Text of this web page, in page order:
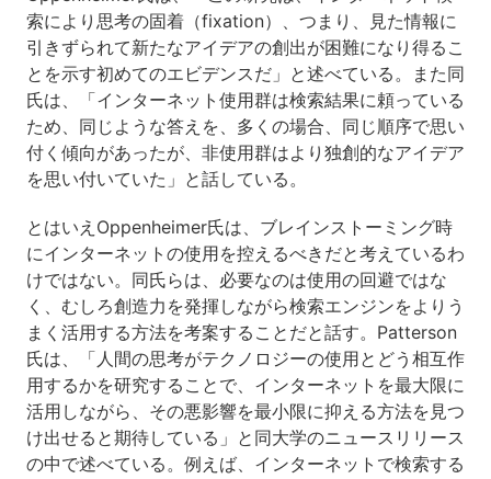
索により思考の固着（fixation）、つまり、見た情報に
引きずられて新たなアイデアの創出が困難になり得るこ
とを示す初めてのエビデンスだ」と述べている。また同
氏は、「インターネット使用群は検索結果に頼っている
ため、同じような答えを、多くの場合、同じ順序で思い
付く傾向があったが、非使用群はより独創的なアイデア
を思い付いていた」と話している。
とはいえOppenheimer氏は、ブレインストーミング時
にインターネットの使用を控えるべきだと考えているわ
けではない。同氏らは、必要なのは使用の回避ではな
く、むしろ創造力を発揮しながら検索エンジンをよりう
まく活用する方法を考案することだと話す。Patterson
氏は、「人間の思考がテクノロジーの使用とどう相互作
用するかを研究することで、インターネットを最大限に
活用しながら、その悪影響を最小限に抑える方法を見つ
け出せると期待している」と同大学のニュースリリース
の中で述べている。例えば、インターネットで検索する